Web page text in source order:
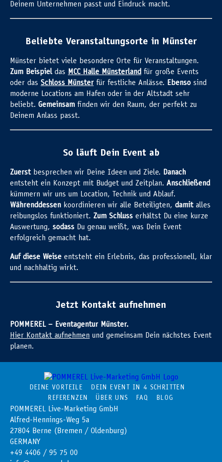
Deinem Unternehmen passt und Eindruck macht.
Beliebte Veranstaltungsorte in Münster
Münster bietet viele besondere Orte für Veranstaltungen.
Zum Beispieldas MCC Halle Münsterland für große Events
oder das Schloss Münster für festliche Anlässe. Ebenso sind
moderne Locations am Hafen oder in der Altstadt sehr
beliebt. Gemeinsam finden wir den Raum, der perfekt zu
Deinem Anlass passt.
So läuft Dein Event ab
Zuerstbesprechen wir Deine Ideen und Ziele. Danach
entsteht ein Konzept mit Budget und Zeitplan. Anschließend
kümmern wir uns um Location, Technik und Ablauf.
Währenddessen koordinieren wir alle Beteiligten, damitalles
reibungslos funktioniert. Zum Schluss erhältst Du eine kurze
Auswertung, sodass Du genau weißt, was Dein Event
erfolgreich gemacht hat.
Auf diese Weise entsteht ein Erlebnis, das professionell, klar
und nachhaltig wirkt.
Jetzt Kontakt aufnehmen
POMMEREL – Eventagentur Münster.
Hier Kontakt aufnehmen und gemeinsam Dein nächstes Event
planen.
DEINE VORTEILE
DEIN EVENT IN 4 SCHRITTEN
REFERENZEN
ÜBER UNS FAQ BLOG
POMMEREL Live-Marketing GmbH
Alfred-Hennings-Weg 5a
27804 Berne (Bremen / Oldenburg)
GERMANY
+49 4406 / 95 75 00